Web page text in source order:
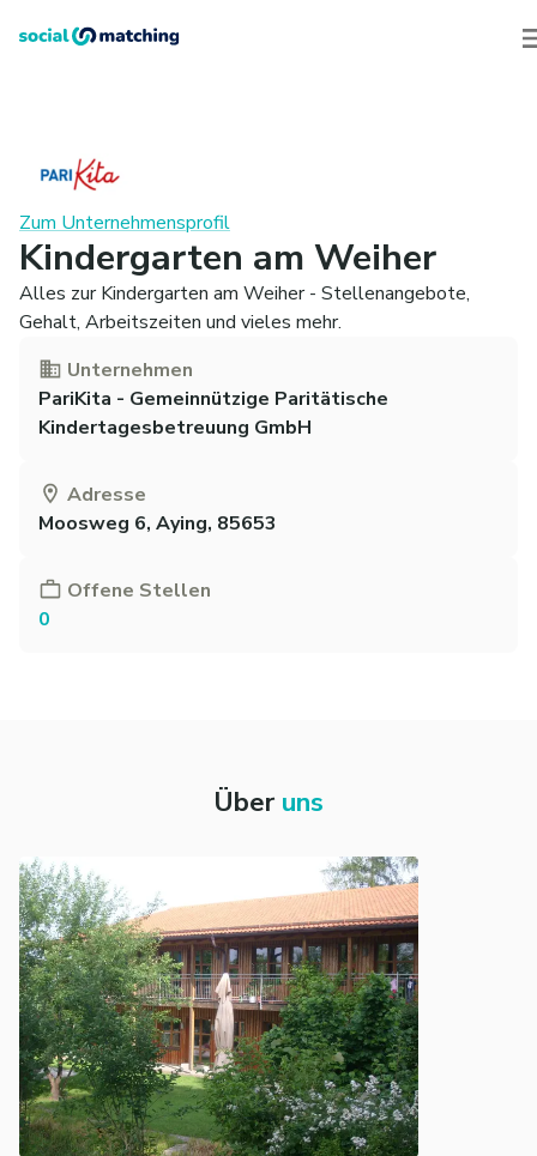
Zum Unternehmensprofil
Kindergarten am Weiher
Alles zur Kindergarten am Weiher - Stellenangebote,
Gehalt, Arbeitszeiten und vieles mehr.
Unternehmen
PariKita - Gemeinnützige Paritätische
Kindertagesbetreuung GmbH
Adresse
Moosweg 6, Aying, 85653
Offene Stellen
0
Über uns